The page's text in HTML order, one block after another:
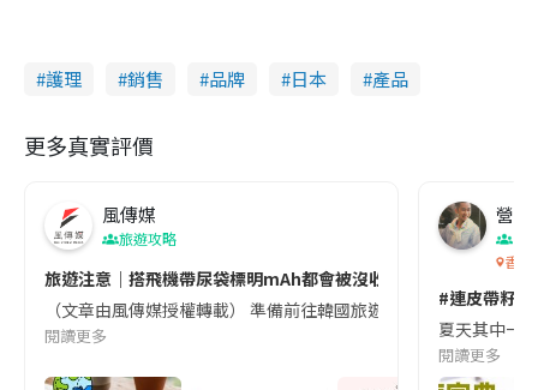
護理 銷售 品牌 日本 產品
更多真實評價
風傳媒
旅遊攻略
旅遊注意｜搭飛機帶尿袋標明mAh都會被沒收😱出發前切記檢查
（文章由風傳媒授權轉載） 準備前往韓國旅遊的民眾，近期要
閱讀更多
營養
香港
#連皮帶籽
夏天其中一
閱讀更多